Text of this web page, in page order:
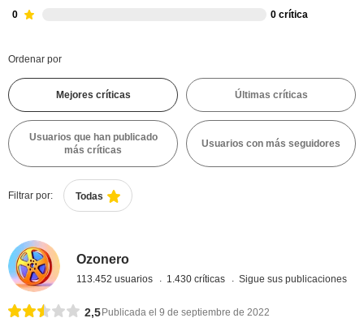
0 0 crítica
Ordenar por
Mejores críticas Últimas críticas
Usuarios que han publicado
más críticas
Usuarios con más seguidores
Filtrar por: Todas
Ozonero
113.452 usuarios 1.430 críticas Sigue sus publicaciones
2,5 Publicada el 9 de septiembre de 2022